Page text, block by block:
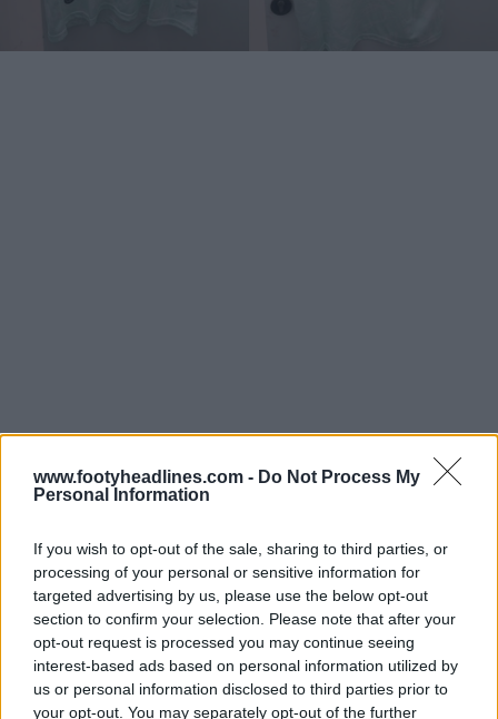
www.footyheadlines.com - Do Not Process My
Personal Information
If you wish to opt-out of the sale, sharing to third parties, or
processing of your personal or sensitive information for
targeted advertising by us, please use the below opt-out
section to confirm your selection. Please note that after your
opt-out request is processed you may continue seeing
interest-based ads based on personal information utilized by
us or personal information disclosed to third parties prior to
your opt-out. You may separately opt-out of the further
Maglie da casa e seconda maglia del
Portogallo per i Mondiali 2026